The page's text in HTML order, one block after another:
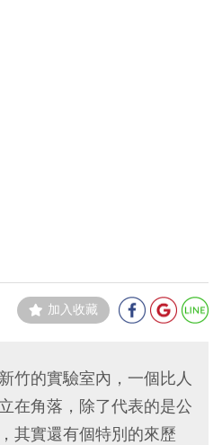
加入收藏
竹的實驗室內，一個比人
在角落，除了代表的是公
其實還有個特別的來歷